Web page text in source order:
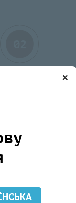
более 30 техник для
техники под
×